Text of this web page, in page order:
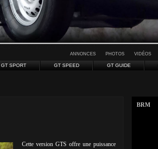
ANNONCES PHOTOS VIDÉOS
GT SPORT GT SPEED GT GUIDE
Cette version GTS offre une puissance
BRM